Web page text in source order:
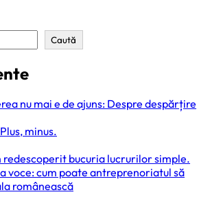
Caută
nu mai e de ajuns: Despre despărțire
minus.
redescoperit bucuria lucrurilor simple.
voce: cum poate antreprenoriatul să
românească